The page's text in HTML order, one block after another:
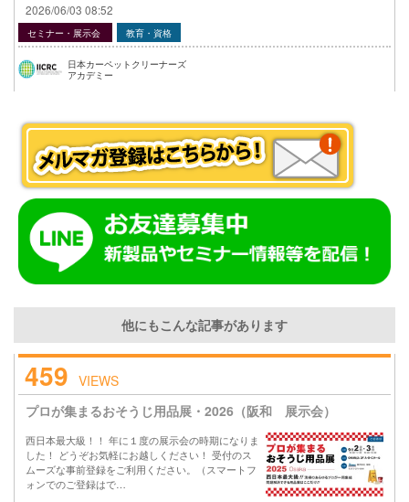
2026/06/03 08:52
セミナー・展示会 教育・資格
日本カーペットクリーナーズ
アカデミー
他にもこんな記事があります
459 VIEWS
プロが集まるおそうじ用品展・2026（阪和 展示会）
西日本最大級！！ 年に１度の展示会の時期になりま
した！ どうぞお気軽にお越しください！ 受付のス
ムーズな事前登録をご利用ください。（スマートフ
ォンでのご登録はで…